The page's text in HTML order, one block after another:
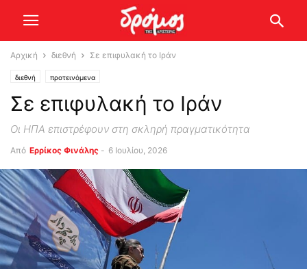
Αρχική διεθνή Σε επιφυλακή το Ιράν
διεθνή προτεινόμενα
Σε επιφυλακή το Ιράν
Οι ΗΠΑ επιστρέφουν στη σκληρή πραγματικότητα
Από Ερρίκος Φινάλης - 6 Ιουλίου, 2026